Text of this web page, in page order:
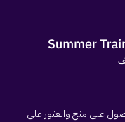
على منح والعثور على